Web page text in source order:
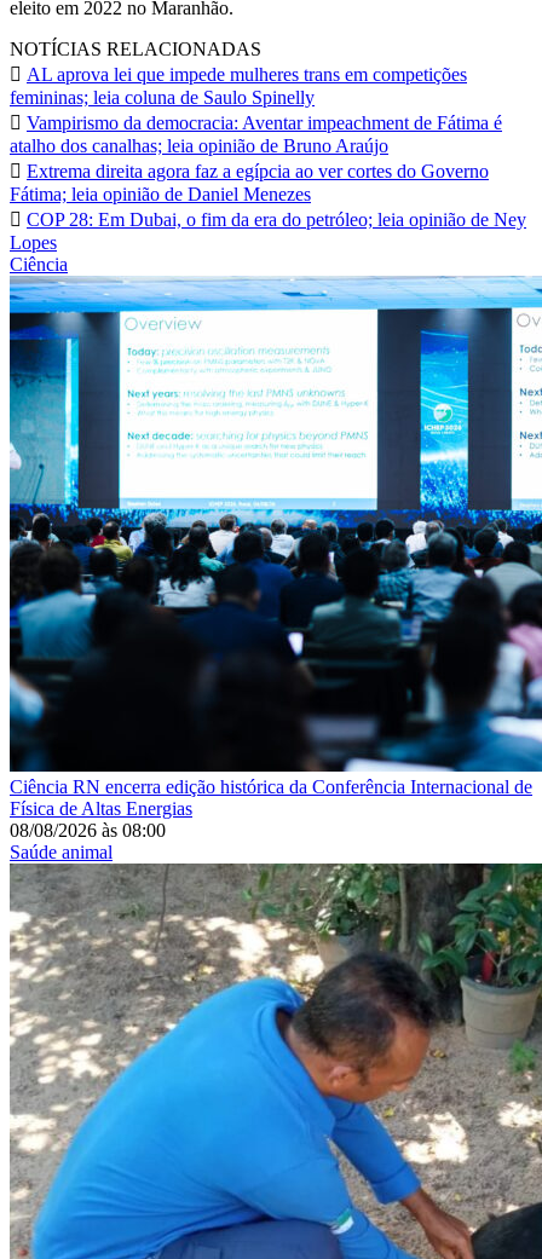
eleito em 2022 no Maranhão.
NOTÍCIAS RELACIONADAS
AL aprova lei que impede mulheres trans em competições
femininas; leia coluna de Saulo Spinelly
Vampirismo da democracia: Aventar impeachment de Fátima é
atalho dos canalhas; leia opinião de Bruno Araújo
Extrema direita agora faz a egípcia ao ver cortes do Governo
Fátima; leia opinião de Daniel Menezes
COP 28: Em Dubai, o fim da era do petróleo; leia opinião de Ney
Lopes
Ciência
Ciência RN encerra edição histórica da Conferência Internacional de
Física de Altas Energias
08/08/2026 às 08:00
Saúde animal